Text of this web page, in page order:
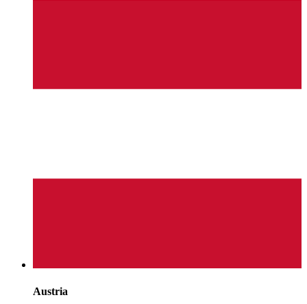
Austria